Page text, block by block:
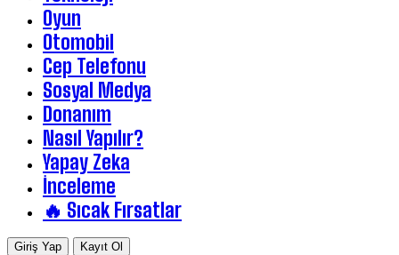
Oyun
Otomobil
Cep Telefonu
Sosyal Medya
Donanım
Nasıl Yapılır?
Yapay Zeka
İnceleme
🔥 Sıcak Fırsatlar
Giriş Yap Kayıt Ol